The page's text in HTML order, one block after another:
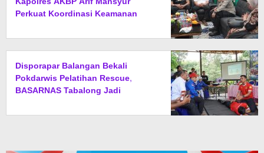
Perkuat Koordinasi Keamanan
Disporapar Balangan Bekali
Pokdarwis Pelatihan Rescue,
BASARNAS Tabalong Jadi